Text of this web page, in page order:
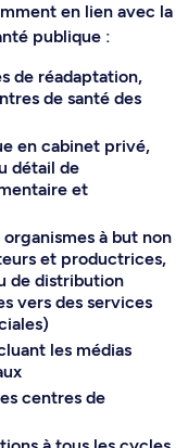
en lien avec la
publique :
de réadaptation,
de santé des
en cabinet privé,
détail de
et
à but non
et productrices,
de distribution
vers des services
les médias
centres de